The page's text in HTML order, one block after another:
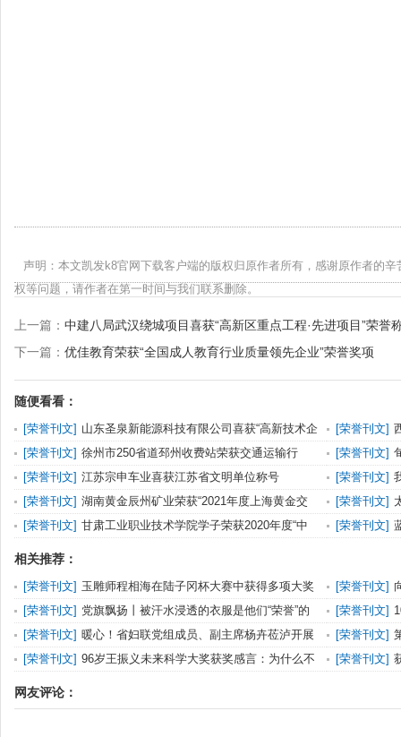
声明：本文凯发k8官网下载客户端的版权归原作者所有，感谢原作者的
权等问题，请作者在第一时间与我们联系删除。
上一篇： 中建八局武汉绕城项目喜获“高新区重点工程·先进项目”荣誉
下一篇： 优佳教育荣获“全国成人教育行业质量领先企业”荣誉奖项
随便看看：
[荣誉刊文] 山东圣泉新能源科技有限公司喜获“高新技术企
业”荣誉称号
[荣誉刊文]
荣誉感
[荣誉刊文] 徐州市250省道邳州收费站荣获交通运输行
业“省级青年建功标兵
[荣誉刊文]
[荣誉刊文] 江苏宗申车业喜获江苏省文明单位称号 [荣誉刊文]
誉
[荣誉刊文] 湖南黄金辰州矿业荣获“2021年度上海黄金交
易所最佳可提供标
[荣誉刊文]
口”称号
[荣誉刊文] 甘肃工业职业技术学院学子荣获2020年度“中
国大学生自强之星
[荣誉刊文]
相关推荐：
[荣誉刊文] 玉雕师程相海在陆子冈杯大赛中获得多项大奖 [荣誉刊文]
享！
[荣誉刊文] 党旗飘扬丨被汗水浸透的衣服是他们“荣誉”的
象征……
[荣誉刊文]
称号
[荣誉刊文] 暖心！省妇联党组成员、副主席杨卉莅泸开展
送荣誉到基层活动
[荣誉刊文]
[荣誉刊文] 96岁王振义未来科学大奖获奖感言：为什么不
[荣誉刊文]
网友评论：